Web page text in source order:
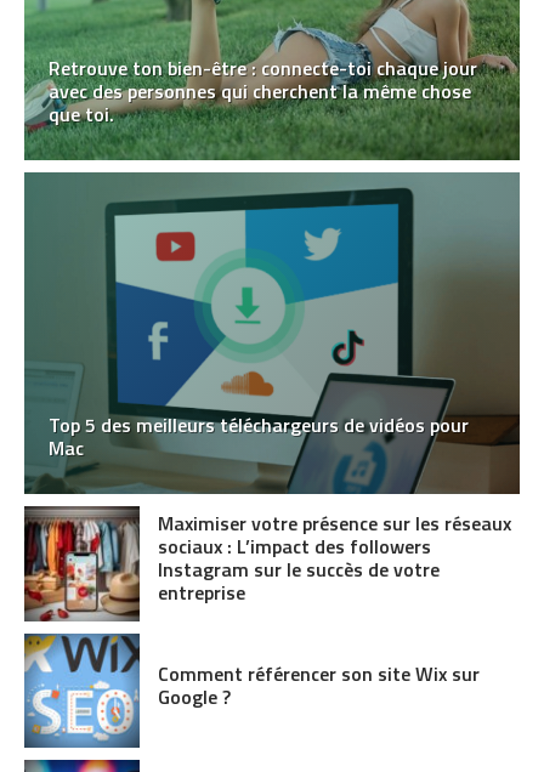
Retrouve ton bien-être : connecte-toi chaque jour
avec des personnes qui cherchent la même chose
que toi.
Top 5 des meilleurs téléchargeurs de vidéos pour
Mac
Maximiser votre présence sur les réseaux
sociaux : L’impact des followers
Instagram sur le succès de votre
entreprise
Comment référencer son site Wix sur
Google ?